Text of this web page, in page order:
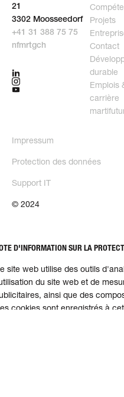
Développement
durable
21
3302 Moosseedorf
+41 31 388 75 75
nfmrtgch
Projets
Contact
durable
Emplois
carrière
Impressum
Protection des données
Support IT
© 2024
D'INFORMATION SUR LA
site web utilise des outils
du site web et de
ainsi que des
cookies sont enregistrés à